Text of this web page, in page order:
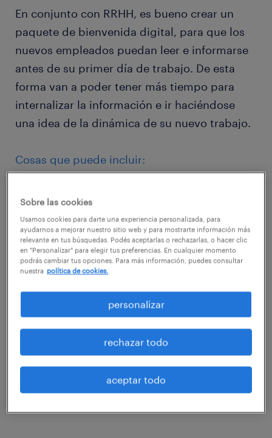
En conjunto con RRHH, es bueno crear un
paquete de bienvenida digital, para que los
nuevos empleados puedan leer e informarse
antes de su primer día de trabajo. De esta
forma van a poder tener más tiempo para
internalizar la información e ir haciéndose
una idea de la dinámica de su nuevo trabajo.
Cosas que puede incluir:
necesiten firmas, copias digitales de
identificación, seguros de salud, etc.
Reglamento para empleados, política de
privacidad de datos, contactos.
Acceso a softwares, herramientas y correo
Sobre las cookies
Usamos cookies para darte una experiencia personalizada, para
ayudarnos a mejorar nuestro sitio web y para mostrarte información más
relevante en tus búsquedas. Podés aceptarlas o rechazarlas, o hacer clic
en "Personalizar" para elegir tus preferencias. En cualquier momento
podrás cambiar tus opciones. Para más información, puedes consultar
nuestra política de cookies.
personalizar
rechazar todo
aceptar todo